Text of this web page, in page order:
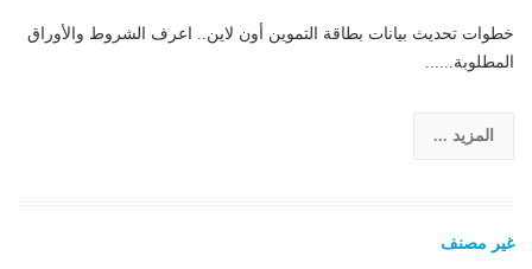
خطوات تحديث بيانات بطاقة التموين أون لاين.. اعرف الشروط والأوراق
المطلوبة......
المزيد ...
غير مصنف